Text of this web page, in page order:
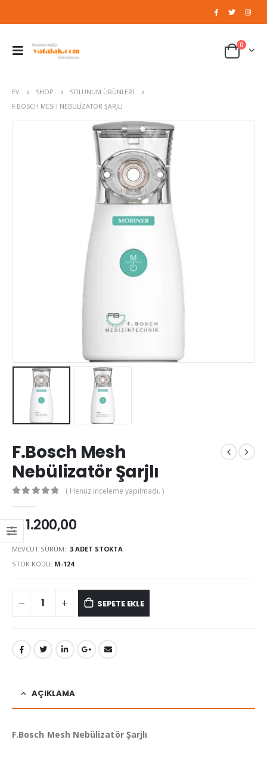
0
EV SHOP
SOLUNUM ÜRÜNLERI
F.BOSCH MESH NEBÜLIZATÖR ŞARJLI
F.Bosch Mesh
Nebülizatör Şarjlı
( Henüz inceleme yapılmadı. )
₺ 1.200,00
MEVCUT SÜRÜM:: 3 ADET STOKTA
STOK KODU: M-124
SEPETE EKLE
AÇIKLAMA
F.Bosch Mesh Nebülizatör Şarjlı